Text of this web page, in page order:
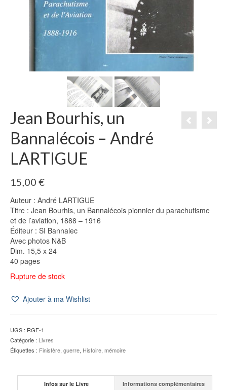
Jean Bourhis, un
Bannalécois – André
LARTIGUE
15,00 €
Auteur : André LARTIGUE
Titre : Jean Bourhis, un Bannalécois pionnier du parachutisme
et de l’aviation, 1888 – 1916
Éditeur : SI Bannalec
Avec photos N&B
Dim. 15,5 x 24
40 pages
Rupture de stock
Ajouter à ma Wishlist
UGS : RGE-1
Catégorie : Livres
Étiquettes : Finistère, guerre, Histoire, mémoire
Infos sur le Livre Informations complémentaires